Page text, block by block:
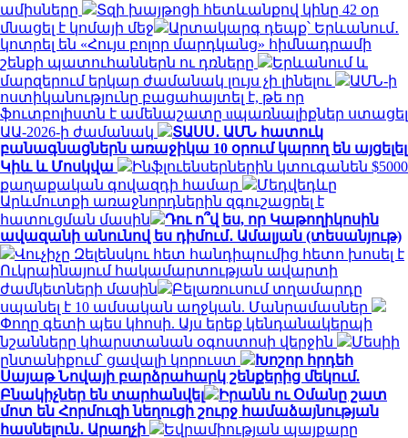
ամիսները
Տզի խայթոցի հետևանքով կինը 42 օր
մնացել է կոմայի մեջ
Արտակարգ դեպք՝ Երևանում․
կոտրել են «Հույս բոլոր մարդկանց» հիմնադրամի
շենքի պատուհաններն ու դռները
Երևանում և
մարզերում երկար ժամանակ լույս չի լինելու
ԱՄՆ-ի
ոստիկանությունը բացահայտել է, թե որ
ֆուտբոլիստն է ամենաշատը uպառնալիքներ ստացել
ԱԱ-2026-ի ժամանակ
ՏԱՍՍ․ ԱՄՆ հատուկ
բանագնացներն առաջիկա 10 օրում կարող են այցելել
Կիև և Մոսկվա
Ինֆլուենսերներին կտուգանեն $5000
քաղաքական գովազդի համար
Մեդվեդևը
Արևմուտքի առաջնորդներին զգուշացրել է
հատուցման մասին
Դու ո՞վ ես, որ Կաթողիկոսին
ավազանի անունով ես դիմում․ Ամալյան (տեսանյութ)
Վուչիչը Զելենսկու հետ հանդիպումից հետո խոսել է
Ուկրաինայում հակամարտության ավարտի
ժամկետների մասին
Բելառուսում տղամարդը
սպանել է 10 ամսական աղջկան. Մանրամասներ
Փողը գետի պես կհոսի. Այս երեք կենդանակերպի
նշանները կհարստանան օգոստոսի վերջին
Մեսիի
ընտանիքում՝ ցավալի կորուստ
Խոշոր հրդեհ
Սայաթ Նովայի բարձրահարկ շենքերից մեկում.
Բնակիչներ են տարհանվել
Իրանն ու Օմանը շատ
մոտ են Հորմուզի նեղուցի շուրջ համաձայնության
հասնելուն․ Արաղչի
Եվրամիության պայքարը